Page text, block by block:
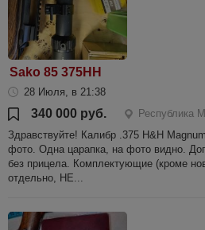
Sako 85 375HH
28 Июля, в 21:38
340 000 руб.
Республика
Здравствуйте! Калибр .375 H&H
фото. Одна царапка, на фото видно.
без прицела. Комплектующие (кроме
отдельно, НЕ...